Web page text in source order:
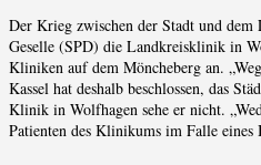
Der Krieg zwischen der Stadt und dem
Geselle (SPD) die Landkreisklinik in
Kliniken auf dem Möncheberg an.
Kassel hat deshalb beschlossen, das
Klinik in Wolfhagen sehe er nicht.
Patienten des Klinikums im Falle eines